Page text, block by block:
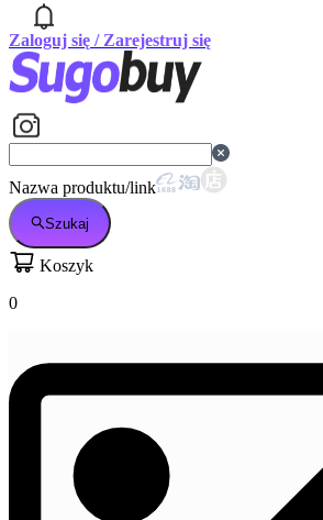
Zaloguj się / Zarejestruj się
Nazwa produktu/link
Szukaj
Koszyk
0